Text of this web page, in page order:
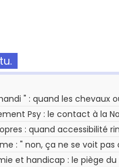
" : quand les chevaux
Psy : le contact à la
: quand accessibilité
: " non, ça ne se voit pas
et handicap : le piège